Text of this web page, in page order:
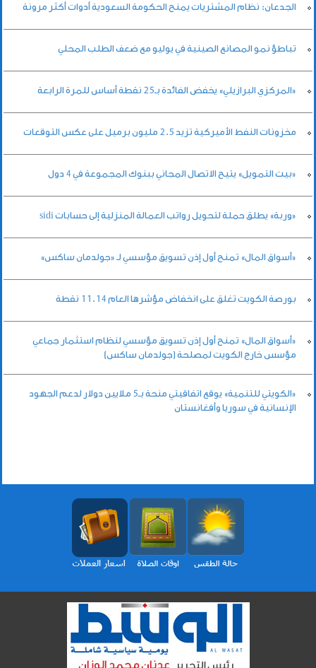
الجدعان: نظام المشتريات يمنح الحكومة السعودية أدوات أكثر مرونة
تباطؤ نمو المصانع الصينية في يوليو مع ضعف الطلب المحلي
«المركزي البرازيلي» يخفض الفائدة بـ25 نقطة أساس للمرة الرابعة
مخزونات النفط الأميركية تزيد 2.5 مليون برميل على عكس التوقعات
«بيت التمويل» يتيح الاتصال المجاني ببنوك المجموعة في 4 دول
«وربة» يطلق حملة لتحويل رواتب العمالة المنزلية إلى حسابات sidi
«أسواق المال» تمنح أول إذن تسويق مؤسسي لـ «جولدمان ساكس»
بورصة الكويت تغلق على انخفاض مؤشرها العام 11.14 نقطة
«أسواق المال» تمنح أول إذن تسويق مؤسسي لنظام استثمار جماعي
مؤسس خارج الكويت لمصلحة (جولدمان ساكس)
«الكويتي للتنمية» يوقع اتفاقيتي منحة بـ5 ملايين دولار لدعم الجهود
الإنسانية في سوريا وأفغانستان